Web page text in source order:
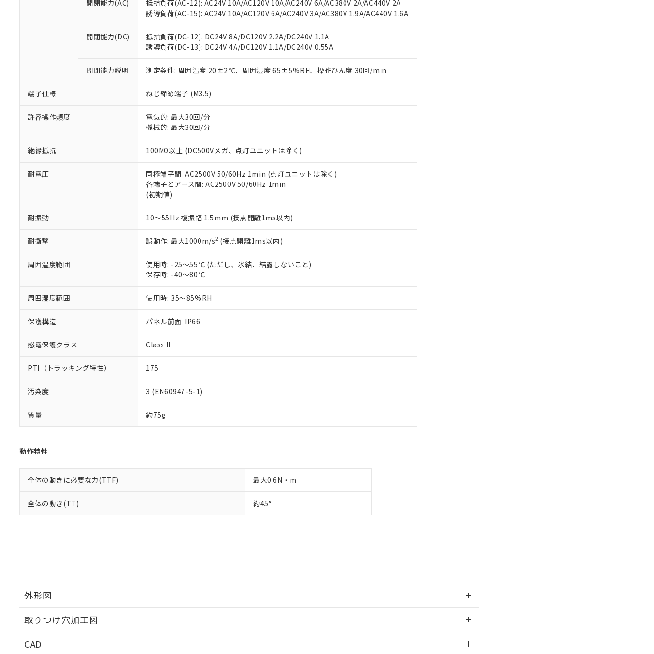
開閉能力(AC)
抵抗負荷(AC-12): AC24V 10A/AC120V 10A/AC240V 6A/AC380V 2A/AC440V 2A
誘導負荷(AC-15): AC24V 10A/AC120V 6A/AC240V 3A/AC380V 1.9A/AC440V 1.6A
開閉能力(DC)
抵抗負荷(DC-12): DC24V 8A/DC120V 2.2A/DC240V 1.1A
誘導負荷(DC-13): DC24V 4A/DC120V 1.1A/DC240V 0.55A
開閉能力説明 測定条件: 周囲温度 20±2℃、周囲湿度 65±5%RH、操作ひん度 30回/min
端子仕様 ねじ締め端子 (M3.5)
許容操作頻度
電気的: 最大30回/分
機械的: 最大30回/分
絶縁抵抗 100MΩ以上 (DC500Vメガ、点灯ユニットは除く)
耐電圧
同極端子間: AC2500V 50/60Hz 1min (点灯ユニットは除く)
各端子とアース間: AC2500V 50/60Hz 1min
(初期値)
耐振動 10～55Hz 複振幅 1.5mm (接点開離1ms以内)
耐衝撃 誤動作: 最大1000m/s2 (接点開離1ms以内)
周囲温度範囲
使用時: -25～55℃ (ただし、氷結、結露しないこと)
保存時: -40～80℃
周囲湿度範囲 使用時: 35～85%RH
保護構造 パネル前面: IP66
感電保護クラス Class II
PTI（トラッキング特性） 175
汚染度 3 (EN60947-5-1)
質量 約75g
動作特性
全体の動きに必要な力(TTF) 最大0.6N・m
全体の動き(TT) 約45°
外形図
取りつけ穴加工図
CAD
オムロン制御機器販売店や当社販売拠点は「販売ネットワーク
」をご確認ください。
在庫状況および標準価格結果を当社の事前の承諾なく第三者に漏洩または開示しないようお願いしま
マイパーツ機能（部品リスト作成サービス）をご利用いただくには、I-Webメンバーズにご登録され
ている必要があります。
お客様が当ウェブサイト上で当社にご登録された部品リストについて、当社および当社の共同利用者
が、当社の製品・サービスに関するお客様との取引・商談に必要な範囲で利用することをご了承くだ
さい。
※当社の共同利用者とは、
いる法人を指します。
部品在庫の切り替え状況などにより、予定月が前後することがあります。
※3 非含有証明書ダウンロード
下記の非含有証明書をダウンロードすることができます。
51物質の非含有証明書（当社基準）
※本証明書は発行日時点で非含有を証明するもので、過去に遡って非含有を証明するものではありません。
また、RoHS指令のフタル酸エステル類４物質の対応では、対応完了までの期間は出荷製品に未対応品が
既に当社にて対応品への在庫切替を完了していることから、特段のことがない限り、2022年1月12日よ
り割愛しております。
※2 環境保護使用期限
「ｅ」：有害物質（10物質）のすべてが基準値以下であることを示します。
「10」：通常の使用状況下において有害物質が外部に漏えいし、環境に深刻な影響を及ぼさない年数を意
味します。
また当社は、販売先および販売に係わる関係者が違法に輸出するおそれがある場合は、取り引きをい
たしません。
合意する キャンセル
－
在庫なし(最新の在庫状況については、お客様のお取引先、またはお客様担当のオムロン制御
機器販売店・当社販売員にご確認ください)
空
白
受注生産機種、また在庫状況の情報を公開していない機種